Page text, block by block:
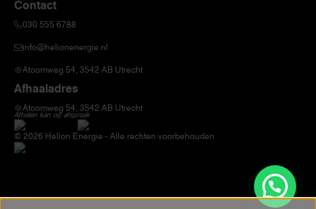
Contact
030 555 6788
info@helionenergie.nl
Atoomweg 54, 3542 AB Utrecht
Afhaaladres
Atoomweg 54, 3542 AB Utrecht
Afhalen kan op afspraak
© 2026 Helion Energie - Alle rechten voorbehouden